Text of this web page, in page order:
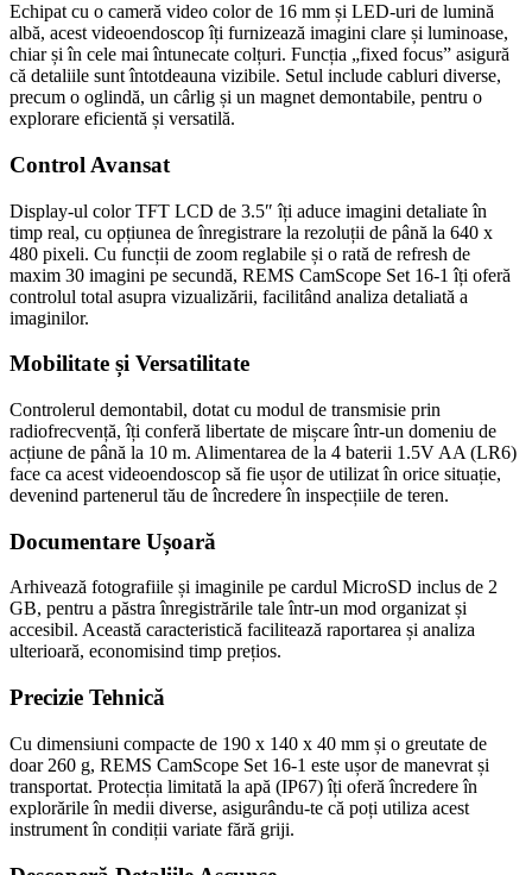
Echipat cu o cameră video color de 16 mm și LED-uri de lumină
albă, acest videoendoscop îți furnizează imagini clare și luminoase,
chiar și în cele mai întunecate colțuri. Funcția „fixed focus” asigură
că detaliile sunt întotdeauna vizibile. Setul include cabluri diverse,
precum o oglindă, un cârlig și un magnet demontabile, pentru o
explorare eficientă și versatilă.
Control Avansat
Display-ul color TFT LCD de 3.5″ îți aduce imagini detaliate în
timp real, cu opțiunea de înregistrare la rezoluții de până la 640 x
480 pixeli. Cu funcții de zoom reglabile și o rată de refresh de
maxim 30 imagini pe secundă, REMS CamScope Set 16-1 îți oferă
controlul total asupra vizualizării, facilitând analiza detaliată a
imaginilor.
Mobilitate și Versatilitate
Controlerul demontabil, dotat cu modul de transmisie prin
radiofrecvență, îți conferă libertate de mișcare într-un domeniu de
acțiune de până la 10 m. Alimentarea de la 4 baterii 1.5V AA (LR6)
face ca acest videoendoscop să fie ușor de utilizat în orice situație,
devenind partenerul tău de încredere în inspecțiile de teren.
Documentare Ușoară
Arhivează fotografiile și imaginile pe cardul MicroSD inclus de 2
GB, pentru a păstra înregistrările tale într-un mod organizat și
accesibil. Această caracteristică facilitează raportarea și analiza
ulterioară, economisind timp prețios.
Precizie Tehnică
Cu dimensiuni compacte de 190 x 140 x 40 mm și o greutate de
doar 260 g, REMS CamScope Set 16-1 este ușor de manevrat și
transportat. Protecția limitată la apă (IP67) îți oferă încredere în
explorările în medii diverse, asigurându-te că poți utiliza acest
instrument în condiții variate fără griji.